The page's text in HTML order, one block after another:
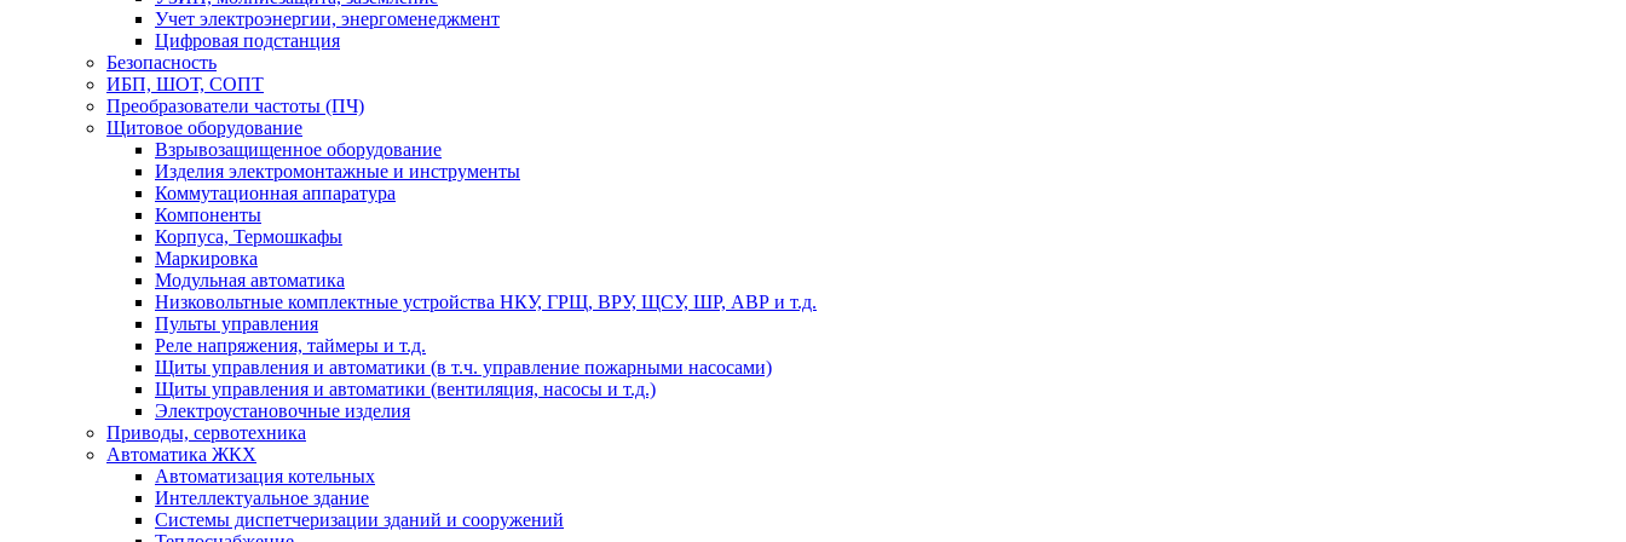
Учет электроэнергии, энергоменеджмент
Цифровая подстанция
Безопасность
ИБП, ШОТ, СОПТ
Преобразователи частоты (ПЧ)
Щитовое оборудование
Взрывозащищенное оборудование
Изделия электромонтажные и инструменты
Коммутационная аппаратура
Компоненты
Корпуса, Термошкафы
Маркировка
Модульная автоматика
Низковольтные комплектные устройства НКУ, ГРЩ, ВРУ, ЩСУ, ШР, АВР и т.д.
Пульты управления
Реле напряжения, таймеры и т.д.
Щиты управления и автоматики (в т.ч. управление пожарными насосами)
Щиты управления и автоматики (вентиляция, насосы и т.д.)
Электроустановочные изделия
Приводы, сервотехника
Автоматика ЖКХ
Автоматизация котельных
Интеллектуальное здание
Системы диспетчеризации зданий и сооружений